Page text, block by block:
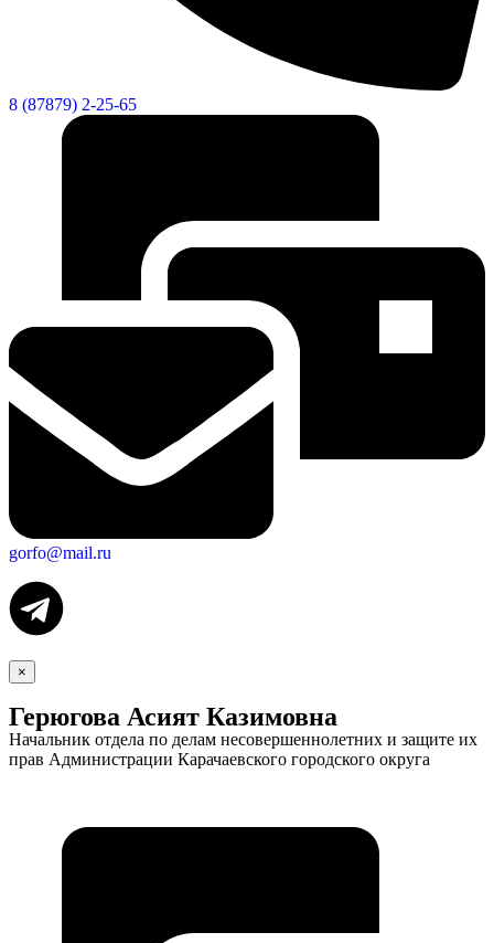
Экономика
8 (87879) 2-25-65
gorfo@mail.ru
×
Герюгова Асият Казимовна
Начальник отдела по делам несовершеннолетних и защите их
прав Администрации Карачаевского городского округа